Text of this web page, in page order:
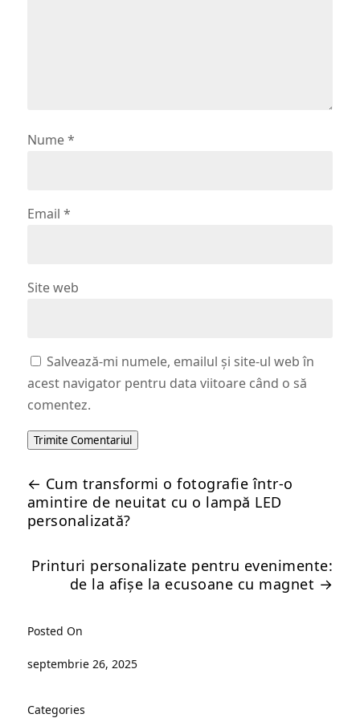
Posted On
septembrie 26, 2025
Categories
Nume*
Email *
Site web
Salvează-mi numele, emailul și site-ul web în
acest navigator pentru data viitoare când o să
comentez.
Trimite Comentariul
← Cum transformi o fotografie într-o
amintire de neuitat cu o lampă LED
personalizată?
Printuri personalizate pentru evenimente:
de la afișe la ecusoane cu magnet →